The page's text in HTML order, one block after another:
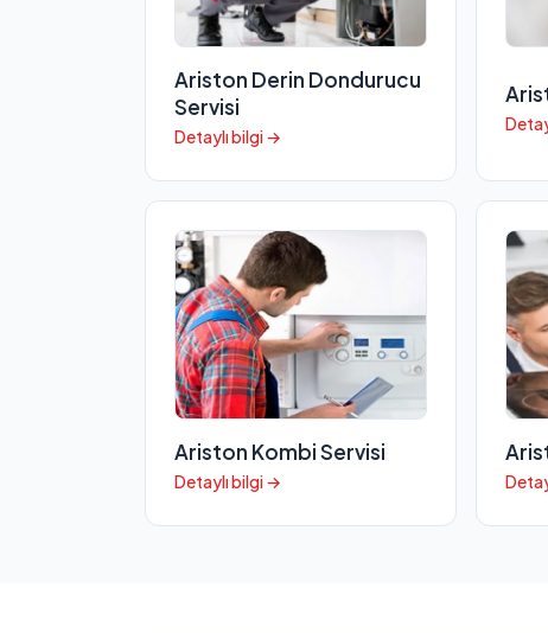
Ariston Derin Dondurucu
Servisi
Detaylı bilgi →
Ariston Kombi Servisi
Detaylı bilgi →